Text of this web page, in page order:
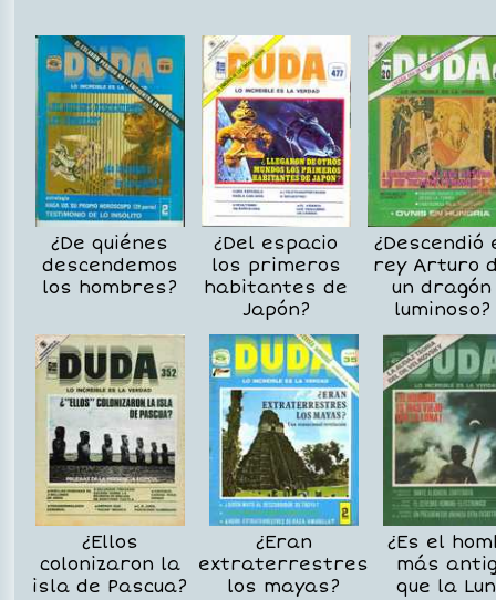
¿De quiénes
descendemos
los hombres?
¿Del espacio
los primeros
habitantes de
Japón?
¿Descendió
rey Arturo
un dragón
luminoso?
¿Ellos
colonizaron la
isla de Pascua?
¿Eran
extraterrestres
los mayas?
¿Es el
más
que la